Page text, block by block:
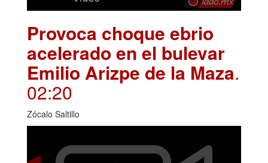
Provoca choque ebrio
acelerado en el bulevar
Emilio Arizpe de la Maza.
02:20
Zócalo Saltillo